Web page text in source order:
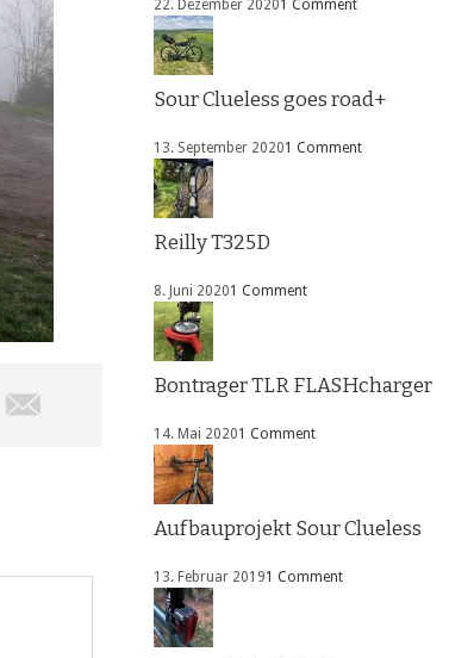
22. Dezember 20201 Comment
Sour Clueless goes road+
13. September 20201 Comment
Reilly T325D
8. Juni 20201 Comment
Bontrager TLR FLASHcharger
14. Mai 20201 Comment
Aufbauprojekt Sour Clueless
13. Februar 20191 Comment